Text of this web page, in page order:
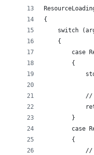
{
switch
    {
case
        {
        }
case
        {